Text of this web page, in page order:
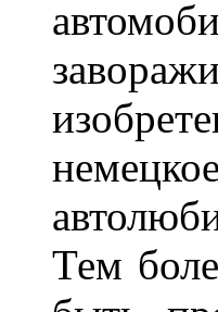
Тем